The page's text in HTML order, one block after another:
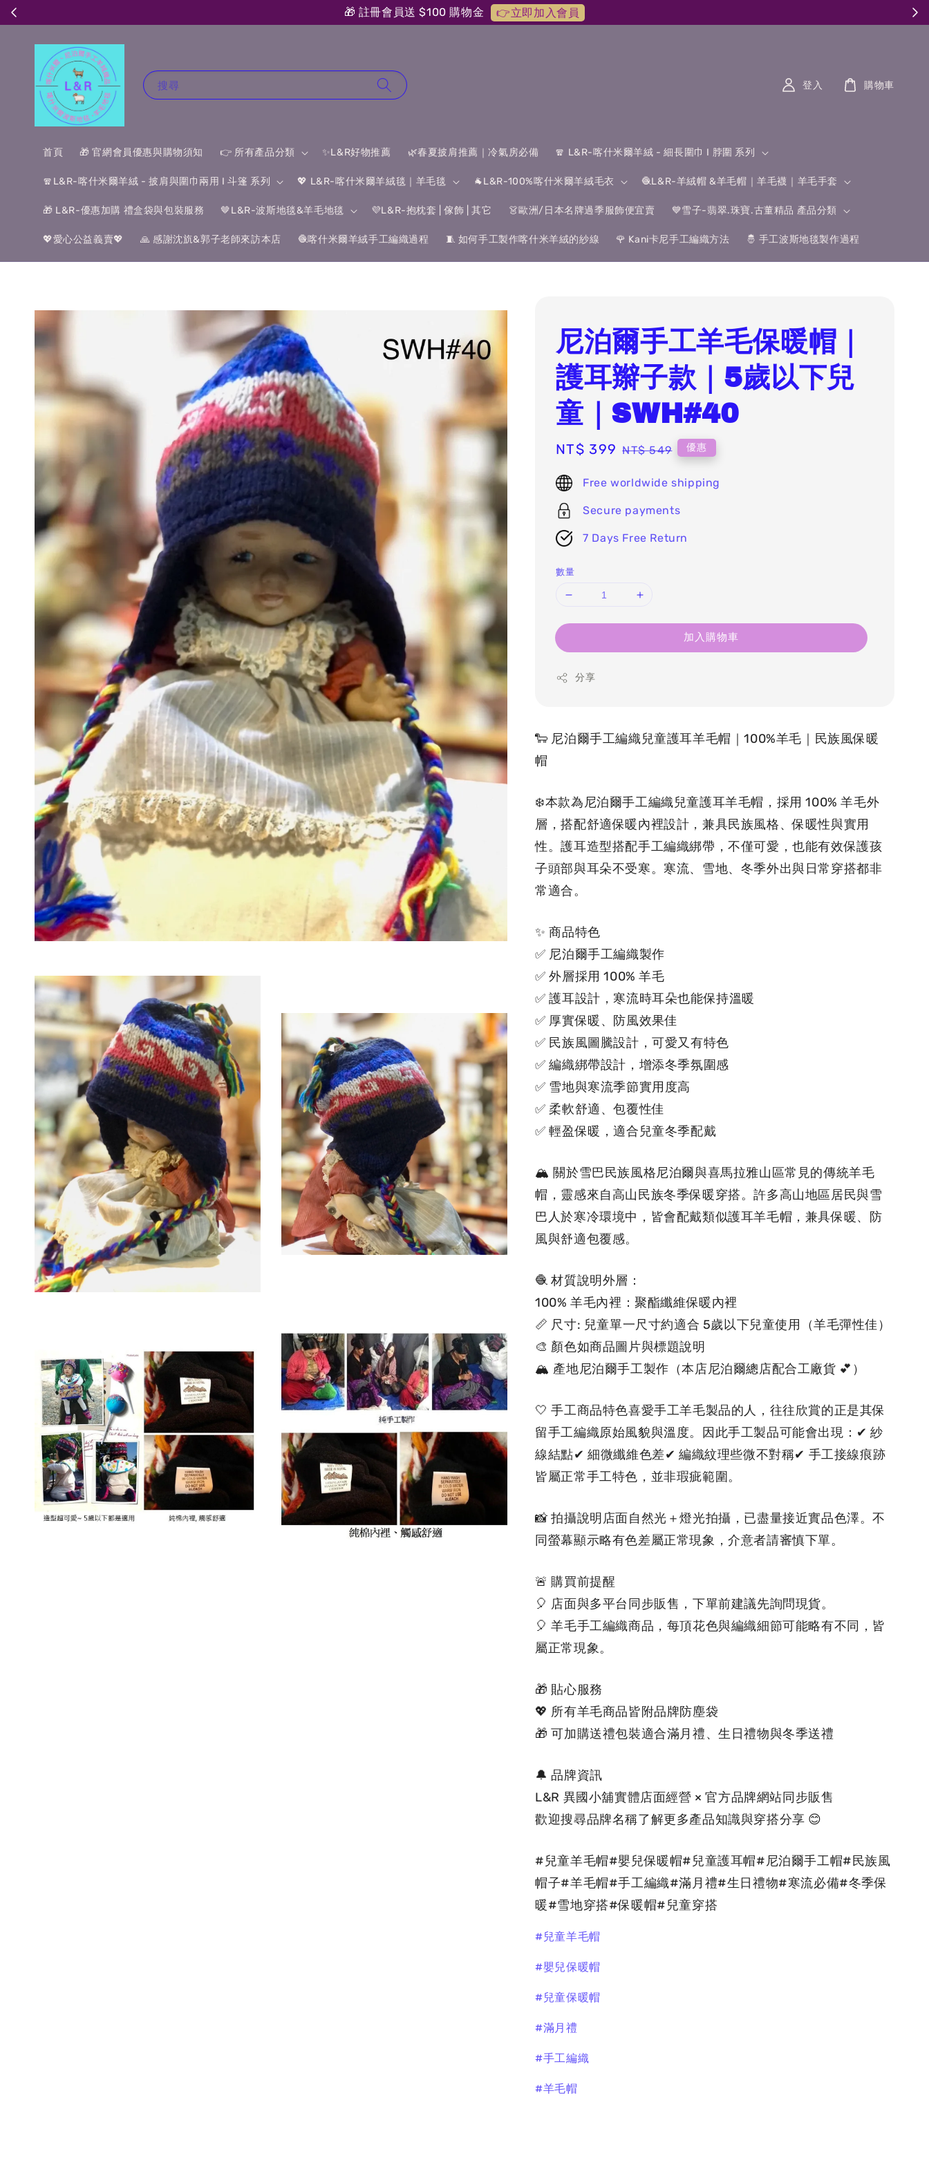
🎁 註冊會員送 $100 購物金 👉立即加入會員
搜尋
首頁 🎁 官網會員優惠與購物須知 👉 所有產品分類 ✨L&R好物推薦 🌿春夏披肩推薦｜冷氣房必備 🧣 L&R-喀什米爾羊絨 - 細長圍巾 I 脖圍 系列
🧣L&R-喀什米爾羊絨 - 披肩與圍巾兩用 I 斗篷 系列 💖 L&R-喀什米爾羊絨毯｜羊毛毯 🐐L&R-100%喀什米爾羊絨毛衣 🧶L&R-羊絨帽 &羊毛帽｜羊毛襪｜羊毛手套
🎁 L&R-優惠加購 禮盒袋與包裝服務 🤎L&R-波斯地毯&羊毛地毯 💜L&R-抱枕套 | 傢飾 | 其它 👗歐洲/日本名牌過季服飾便宜賣 💙雪子-翡翠.珠寶.古董精品 產品分類
💖愛心公益義賣💖 🙏 感謝沈斻&郭子老師來訪本店 🧶喀什米爾羊絨手工編織過程 🧵 如何手工製作喀什米羊絨的紗線 🌹 Kani卡尼手工編織方法 🤴 手工波斯地毯製作過程
登入 購物車
尼泊爾手工羊毛保暖帽｜
護耳辮子款｜5歲以下兒
童｜SWH#40
Sale
NT$ 399 Regular
NT$ 549 優惠
Free worldwide shipping
Secure payments
7 Days Free Return
數量
加入購物車
分享
🐑 尼泊爾手工編織兒童護耳羊毛帽｜100%羊毛｜民族風保暖
帽
❄️本款為尼泊爾手工編織兒童護耳羊毛帽，採用 100% 羊毛外
層，搭配舒適保暖內裡設計，兼具民族風格、保暖性與實用
性。護耳造型搭配手工編織綁帶，不僅可愛，也能有效保護孩
子頭部與耳朵不受寒。寒流、雪地、冬季外出與日常穿搭都非
常適合。
✨ 商品特色
✅ 尼泊爾手工編織製作
✅ 外層採用 100% 羊毛
✅ 護耳設計，寒流時耳朵也能保持溫暖
✅ 厚實保暖、防風效果佳
✅ 民族風圖騰設計，可愛又有特色
✅ 編織綁帶設計，增添冬季氛圍感
✅ 雪地與寒流季節實用度高
✅ 柔軟舒適、包覆性佳
✅ 輕盈保暖，適合兒童冬季配戴
🏔 關於雪巴民族風格尼泊爾與喜馬拉雅山區常見的傳統羊毛
帽，靈感來自高山民族冬季保暖穿搭。許多高山地區居民與雪
巴人於寒冷環境中，皆會配戴類似護耳羊毛帽，兼具保暖、防
風與舒適包覆感。
🧶 材質說明外層：
100% 羊毛內裡：聚酯纖維保暖內裡
📏 尺寸: 兒童單一尺寸約適合 5歲以下兒童使用（羊毛彈性佳）
🎨 顏色如商品圖片與標題說明
🏔 產地尼泊爾手工製作（本店尼泊爾總店配合工廠貨 💕）
🤍 手工商品特色喜愛手工羊毛製品的人，往往欣賞的正是其保
留手工編織原始風貌與溫度。因此手工製品可能會出現：✔ 紗
線結點✔ 細微纖維色差✔ 編織紋理些微不對稱✔ 手工接線痕跡
皆屬正常手工特色，並非瑕疵範圍。
📸 拍攝說明店面自然光＋燈光拍攝，已盡量接近實品色澤。不
同螢幕顯示略有色差屬正常現象，介意者請審慎下單。
🚨 購買前提醒
🎈 店面與多平台同步販售，下單前建議先詢問現貨。
🎈 羊毛手工編織商品，每頂花色與編織細節可能略有不同，皆
屬正常現象。
🎁 貼心服務
💖 所有羊毛商品皆附品牌防塵袋
🎁 可加購送禮包裝適合滿月禮、生日禮物與冬季送禮
🔔 品牌資訊
L&R 異國小舖實體店面經營 × 官方品牌網站同步販售
歡迎搜尋品牌名稱了解更多產品知識與穿搭分享 😊
#兒童羊毛帽#嬰兒保暖帽#兒童護耳帽#尼泊爾手工帽#民族風
帽子#羊毛帽#手工編織#滿月禮#生日禮物#寒流必備#冬季保
暖#雪地穿搭#保暖帽#兒童穿搭
#兒童羊毛帽
#嬰兒保暖帽
#兒童保暖帽
#滿月禮
#手工編織
#羊毛帽